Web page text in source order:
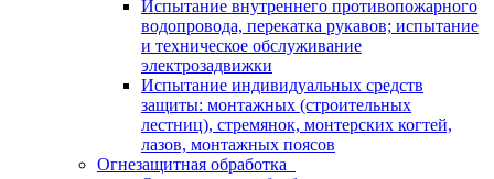
Испытание внутреннего противопожарного
водопровода, перекатка рукавов; испытание
и техническое обслуживание
электрозадвижки
Испытание индивидуальных средств
защиты: монтажных (строительных
лестниц), стремянок, монтерских когтей,
лазов, монтажных поясов
Огнезащитная обработка